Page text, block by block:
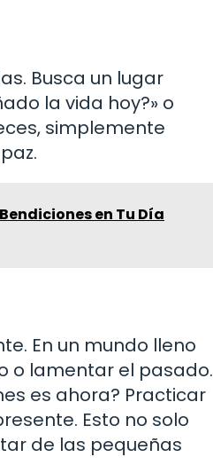
Busca un lugar
la vida hoy?» o
simplemente
en Tu Día
En un mundo lleno
o lamentar el pasado.
es ahora? Practicar
Esto no solo
de las pequeñas